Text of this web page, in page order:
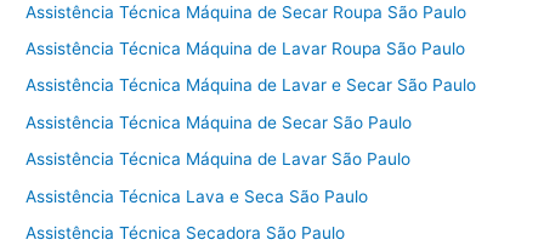
Assistência Técnica Máquina de Secar Roupa São Paulo
Assistência Técnica Máquina de Lavar Roupa São Paulo
Assistência Técnica Máquina de Lavar e Secar São Paulo
Assistência Técnica Máquina de Secar São Paulo
Assistência Técnica Máquina de Lavar São Paulo
Assistência Técnica Lava e Seca São Paulo
Assistência Técnica Secadora São Paulo